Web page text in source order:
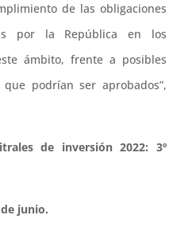
de las obligaciones
por la República en los
ámbito, frente a posibles
podrían ser aprobados”,
de inversión 2022: 3º
junio.